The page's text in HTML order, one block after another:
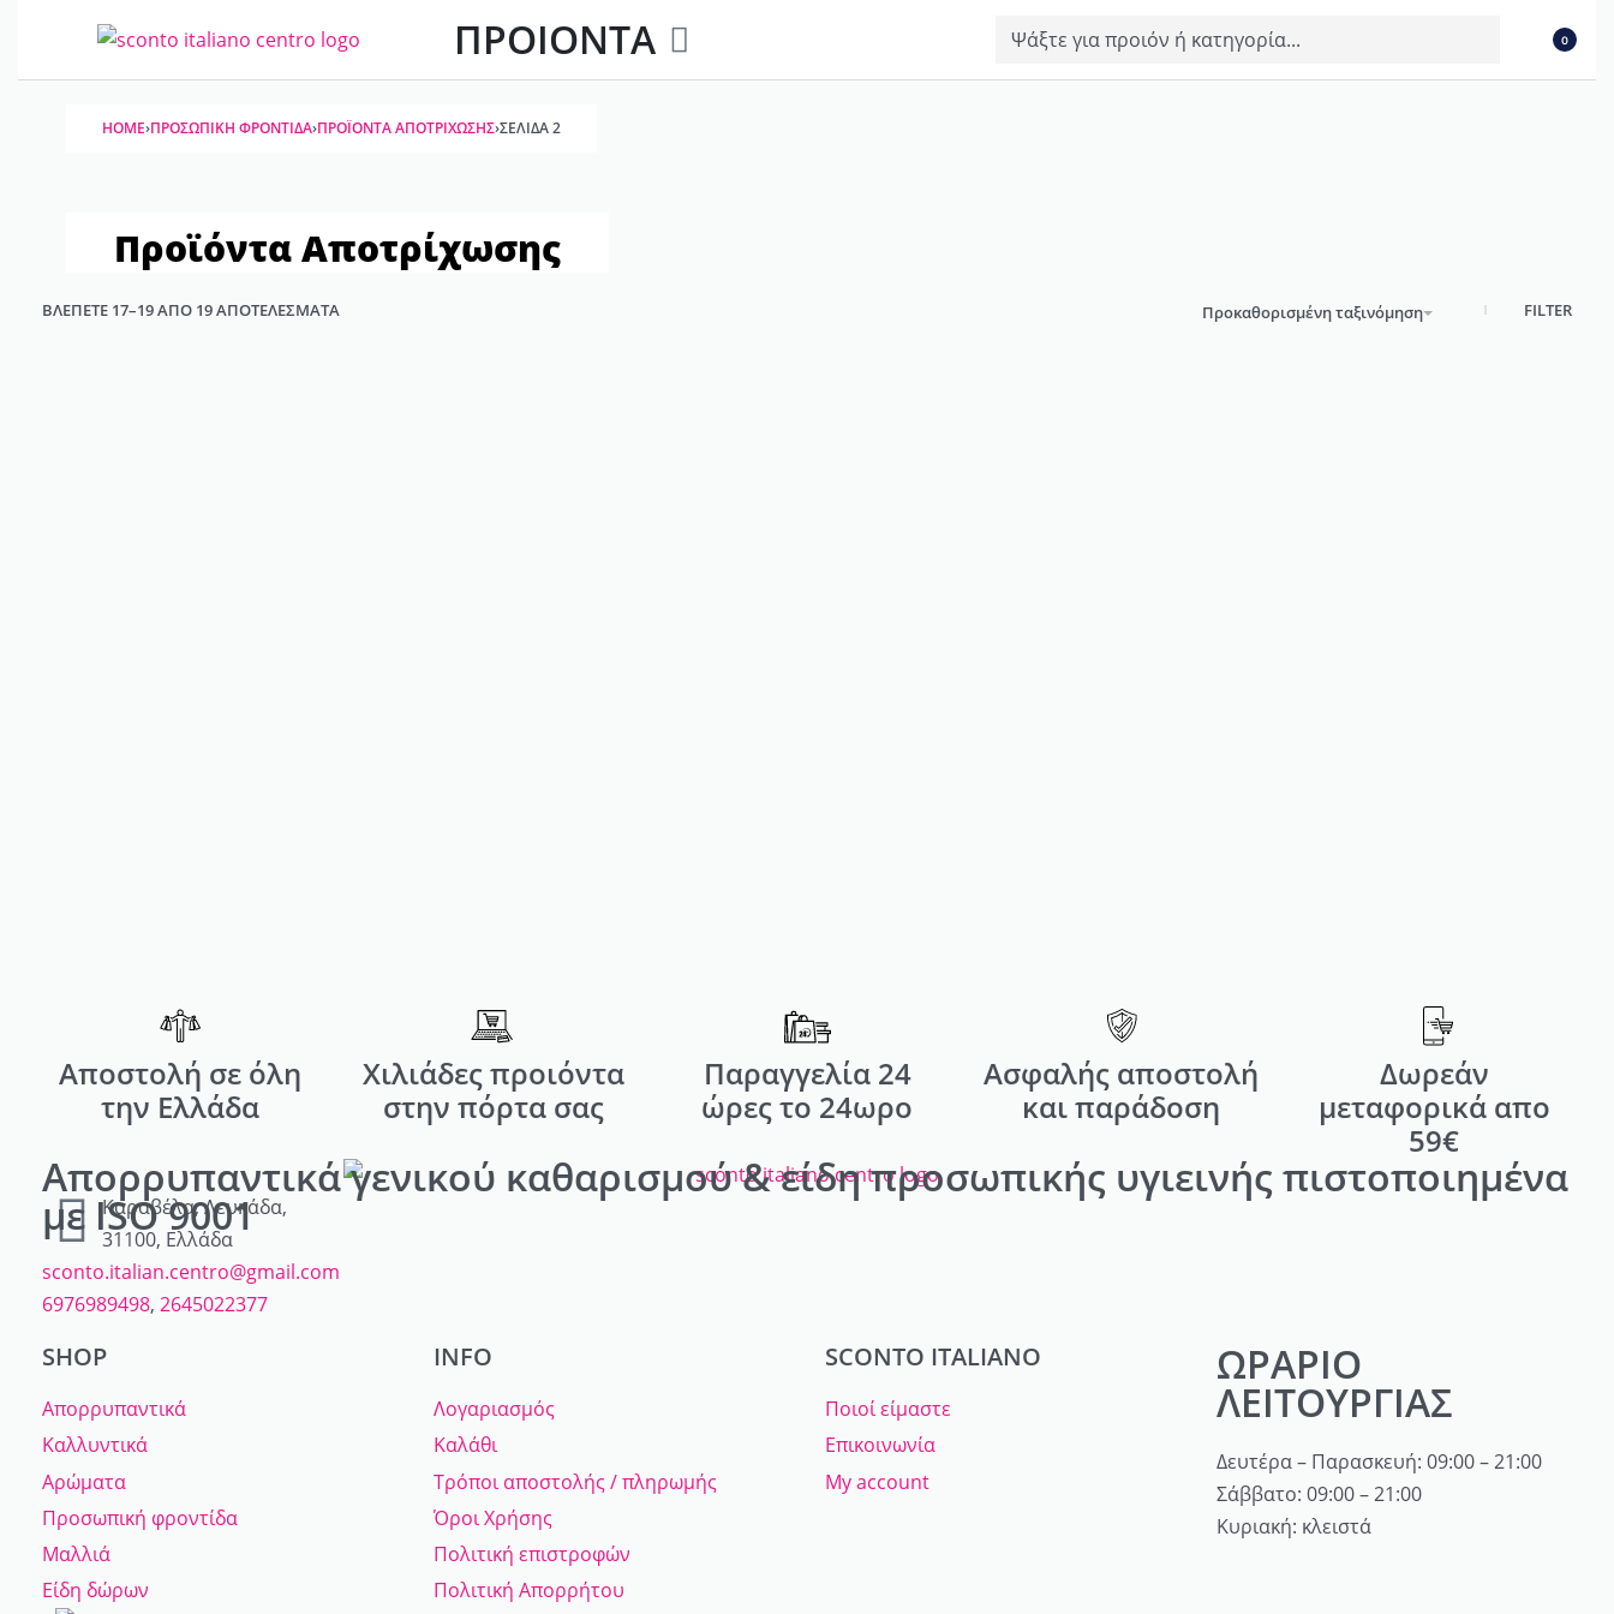
ΠΡΟΙΟΝΤΑ 0
HOME›ΠΡΟΣΩΠΙΚΉ ΦΡΟΝΤΊΔΑ›ΠΡΟΪΌΝΤΑ ΑΠΟΤΡΊΧΩΣΗΣ›ΣΕΛΊΔΑ 2
Προϊόντα Αποτρίχωσης
ΒΛΈΠΕΤΕ 17–19 ΑΠΌ 19 ΑΠΟΤΕΛΈΣΜΑΤΑ Προκαθορισμένη ταξινόμηση FILTER
Αποστολή σε όλη
την Ελλάδα
Χιλιάδες προιόντα
στην πόρτα σας
Παραγγελία 24
ώρες το 24ωρο
Ασφαλής αποστολή
και παράδοση
Δωρεάν
μεταφορικά απο
59€
Απορρυπαντικά γενικού καθαρισμού & είδη προσωπικής υγιεινής πιστοποιημένα
με ISO 9001
Καραβέλα, Λευκάδα,
31100, Ελλάδα
sconto.italian.centro@gmail.com
6976989498, 2645022377
SHOP
Απορρυπαντικά
Καλλυντικά
Αρώματα
Προσωπική φροντίδα
Μαλλιά
Είδη δώρων
INFO
Λογαριασμός
Καλάθι
Τρόποι αποστολής / πληρωμής
Όροι Χρήσης
Πολιτική επιστροφών
Πολιτική Απορρήτου
SCONTO ITALIANO
Ποιοί είμαστε
Επικοινωνία
My account
ΩΡΑΡΙΟ
ΛΕΙΤΟΥΡΓΙΑΣ
Δευτέρα – Παρασκευή: 09:00 – 21:00
Σάββατο: 09:00 – 21:00
Κυριακή: κλειστά